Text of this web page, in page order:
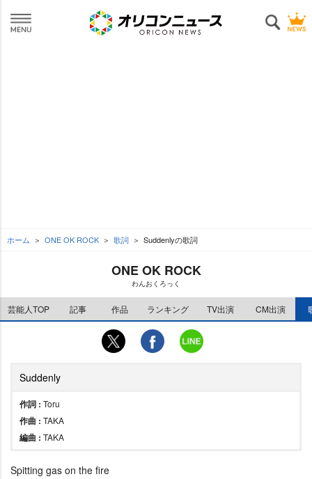
ホーム ONE OK ROCK 歌詞 Suddenlyの歌詞
ONE OK ROCK
わんおくろっく
芸能人TOP 記事 作品 ランキング TV出演 CM出演
Suddenly
作詞 : Toru
作曲 : TAKA
編曲 : TAKA
Spitting gas on the fire